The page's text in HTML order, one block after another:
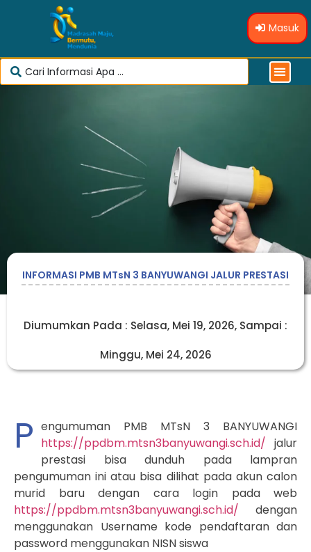
Masuk
INFORMASI PMB MTsN 3 BANYUWANGI JALUR PRESTASI
Diumumkan Pada : Selasa, Mei 19, 2026, Sampai :
Minggu, Mei 24, 2026
P engumuman PMB MTsN 3 BANYUWANGI
https://ppdbm.mtsn3banyuwangi.sch.id/ jalur
prestasi bisa dunduh pada lampran
pengumuman ini atau bisa dilihat pada akun calon
murid baru dengan cara login pada web
https://ppdbm.mtsn3banyuwangi.sch.id/ dengan
menggunakan Username kode pendaftaran dan
password menggunakan NISN siswa